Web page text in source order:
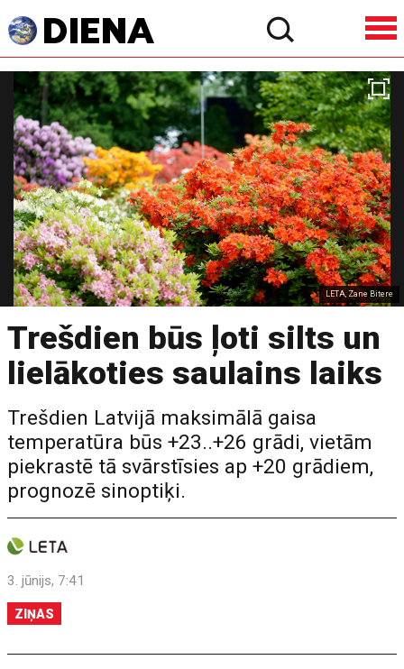
LETA, Zane Bitere
Trešdien būs ļoti silts un
lielākoties saulains laiks
Trešdien Latvijā maksimālā gaisa
temperatūra būs +23..+26 grādi, vietām
piekrastē tā svārstīsies ap +20 grādiem,
prognozē sinoptiķi.
3. jūnijs, 7:41
ZIŅAS